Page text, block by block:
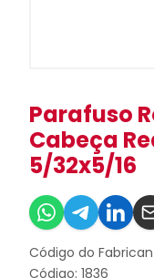
Parafuso
Cabeça
5/32x5/16
Código do
Código: 1836